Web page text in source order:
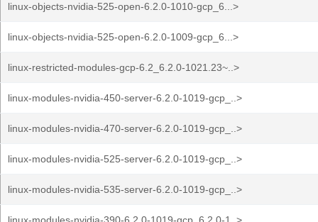
linux-objects-nvidia-525-open-6.2.0-1010-gcp_6...>
linux-objects-nvidia-525-open-6.2.0-1009-gcp_6...>
linux-restricted-modules-gcp-6.2_6.2.0-1021.23~..>
linux-modules-nvidia-450-server-6.2.0-1019-gcp_..>
linux-modules-nvidia-470-server-6.2.0-1019-gcp_..>
linux-modules-nvidia-525-server-6.2.0-1019-gcp_..>
linux-modules-nvidia-535-server-6.2.0-1019-gcp_..>